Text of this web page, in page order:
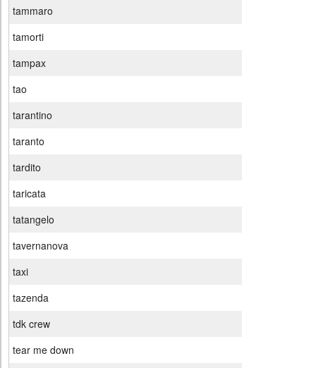
tammaro
tamorti
tampax
tao
tarantino
taranto
tardito
taricata
tatangelo
tavernanova
taxi
tazenda
tdk crew
tear me down